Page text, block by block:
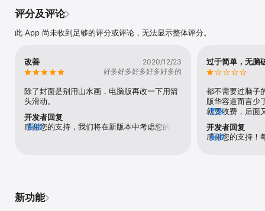
炼脑力，开发青少年智力，或闲时娱乐。
新玩法、新挑战、新感受。
主要特点：
三种玩法：经典数字谜盘、固定块玩法和异形谜盘玩法。
三种形状：正方形、三角形和六边形。
六种难度：从小到大，从易到难。
无限关卡，碎片时间，想玩就玩。
评分及评论
此 App 尚未收到足够的评分或评论，无法显示整体评分。
改善
2020/12/23
好多好多好多好多好多的
除了封面是别用山水画，电脑版再改一下用箭
头滑动。
开发者回复
感谢您的支持，我们将在新版本中考虑您的建
更多
过于简单，无脑
都不需要过脑子
版华容道而言少
就要收费，后面
动而已，
更多
开发者回复
感谢您的支持！
更多
新功能